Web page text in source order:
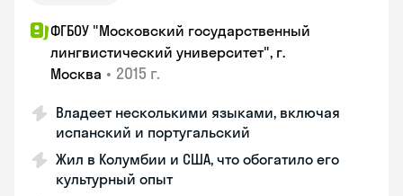
ФГБОУ "Московский государственный
лингвистический университет", г.
Москва • 2015 г.
Владеет несколькими языками, включая
испанский и португальский
Жил в Колумбии и США, что обогатило его
культурный опыт